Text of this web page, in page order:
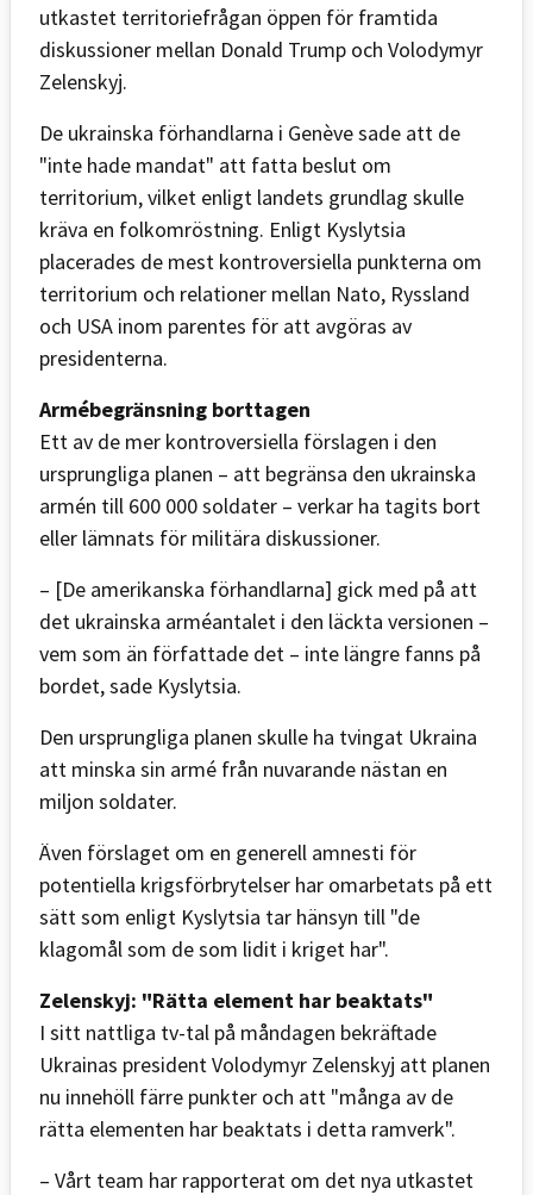
utkastet territoriefrågan öppen för framtida
diskussioner mellan Donald Trump och Volodymyr
Zelenskyj.
De ukrainska förhandlarna i Genève sade att de
"inte hade mandat" att fatta beslut om
territorium, vilket enligt landets grundlag skulle
kräva en folkomröstning. Enligt Kyslytsia
placerades de mest kontroversiella punkterna om
territorium och relationer mellan Nato, Ryssland
och USA inom parentes för att avgöras av
presidenterna.
Armébegränsning borttagen
Ett av de mer kontroversiella förslagen i den
ursprungliga planen – att begränsa den ukrainska
armén till 600 000 soldater – verkar ha tagits bort
eller lämnats för militära diskussioner.
– [De amerikanska förhandlarna] gick med på att
det ukrainska arméantalet i den läckta versionen –
vem som än författade det – inte längre fanns på
bordet, sade Kyslytsia.
Den ursprungliga planen skulle ha tvingat Ukraina
att minska sin armé från nuvarande nästan en
miljon soldater.
Även förslaget om en generell amnesti för
potentiella krigsförbrytelser har omarbetats på ett
sätt som enligt Kyslytsia tar hänsyn till "de
klagomål som de som lidit i kriget har".
Zelenskyj: "Rätta element har beaktats"
I sitt nattliga tv-tal på måndagen bekräftade
Ukrainas president Volodymyr Zelenskyj att planen
nu innehöll färre punkter och att "många av de
rätta elementen har beaktats i detta ramverk".
– Vårt team har rapporterat om det nya utkastet